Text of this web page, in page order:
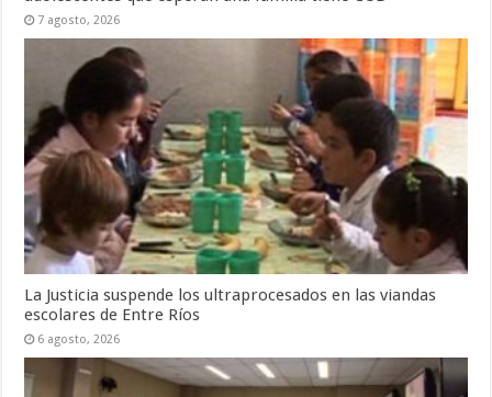
7 agosto, 2026
La Justicia suspende los ultraprocesados en las viandas
escolares de Entre Ríos
6 agosto, 2026